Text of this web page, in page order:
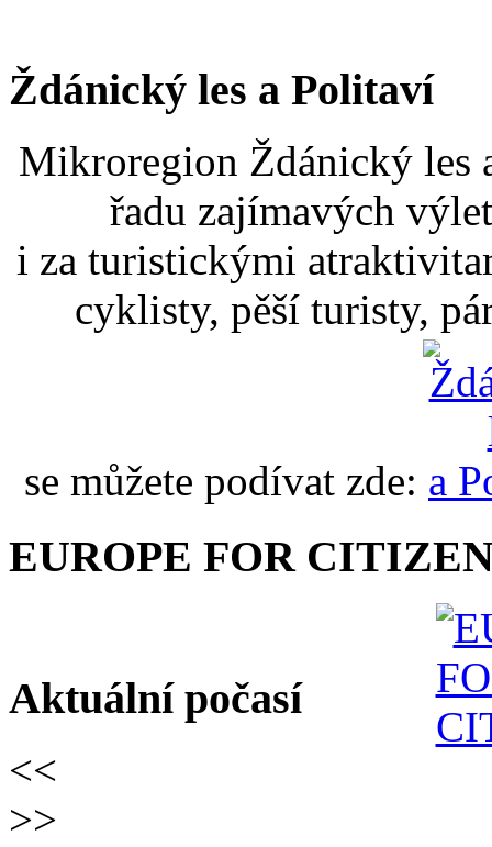
Ždánický les a Politaví
Mikroregion Ždánický les
řadu zajímavých
i za turistickými
cyklisty, pěší turisty,
se můžete podívat zde:
EUROPE FOR
Aktuální počasí
<<
>>